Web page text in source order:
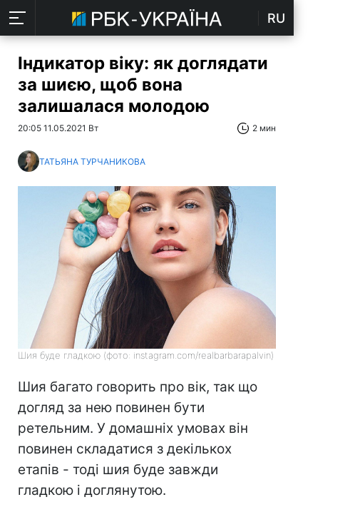
RU
Індикатор віку: як доглядати
за шиєю, щоб вона
залишалася молодою
20:05 11.05.2021 Вт 2 мин
ТАТЬЯНА ТУРЧАНИКОВА
Шия буде гладкою (фото: instagram.com/realbarbarapalvin)
Шия багато говорить про вік, так що
догляд за нею повинен бути
ретельним. У домашніх умовах він
повинен складатися з декількох
етапів - тоді шия буде завжди
гладкою і доглянутою.